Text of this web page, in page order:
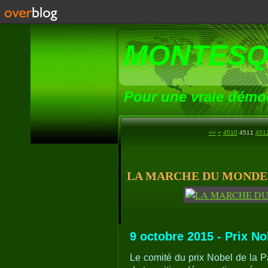
Pour une vraie
<< < 4500
4510 4511
LA MARCHE DU MONDE
9 octobre 2015 - Prix
Le comité du prix Nobel de la